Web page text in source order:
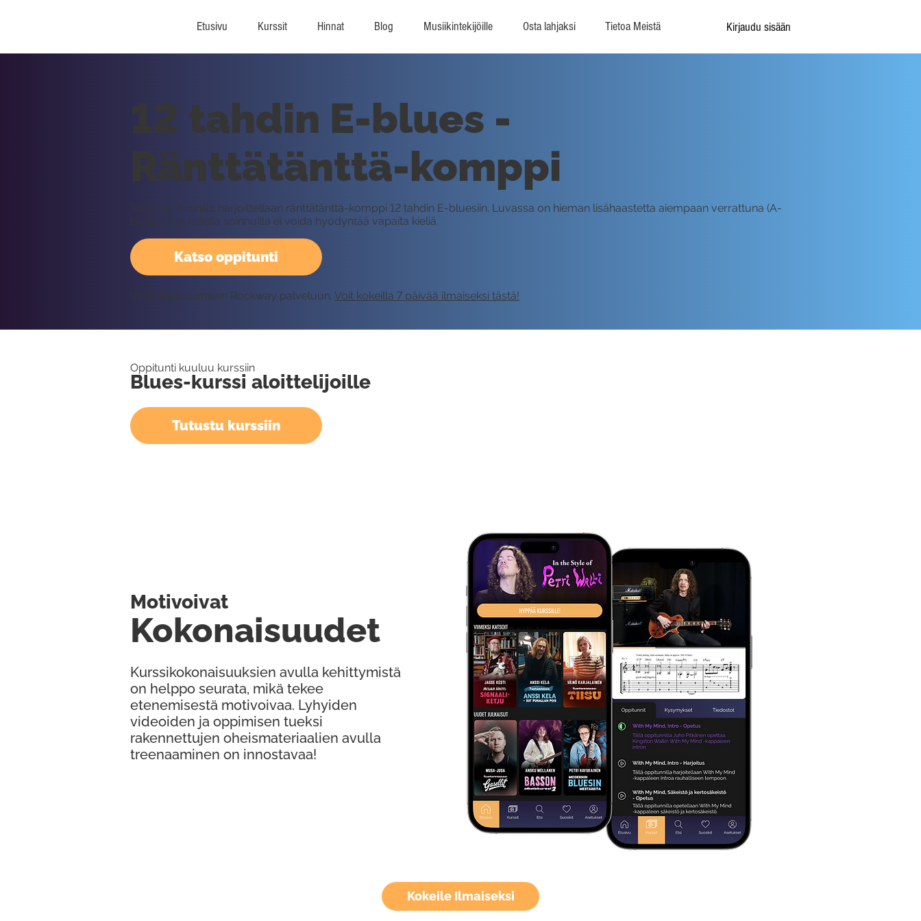
Etusivu Kurssit Hinnat Blog Musiikintekijöille Osta lahjaksi Tietoa Meistä Kirjaudu sisään
Kokeile Ilmaiseksi
Katso oppitunti
12 tahdin E-blues -
Ränttätänttä-komppi
Tällä oppitunnilla harjoittellaan ränttätänttä-komppi 12 tahdin E-bluesiin. Luvassa on hieman lisähaastetta aiempaan verrattuna (A-
blues), kun kaikilla soinnuilla ei voida hyödyntää vapaita kieliä.
Vaatii kirjautumisen Rockway palveluun. Voit kokeilla 7 päivää ilmaiseksi tästä!
Oppitunti kuuluu kurssiin
Blues-kurssi aloittelijoille
Tutustu kurssiin
Kurssikokonaisuuksien avulla kehittymistä
on helppo seurata, mikä tekee
etenemisestä motivoivaa. Lyhyiden
videoiden ja oppimisen tueksi
rakennettujen oheismateriaalien avulla
treenaaminen on innostavaa!
Kokonaisuudet
Motivoivat